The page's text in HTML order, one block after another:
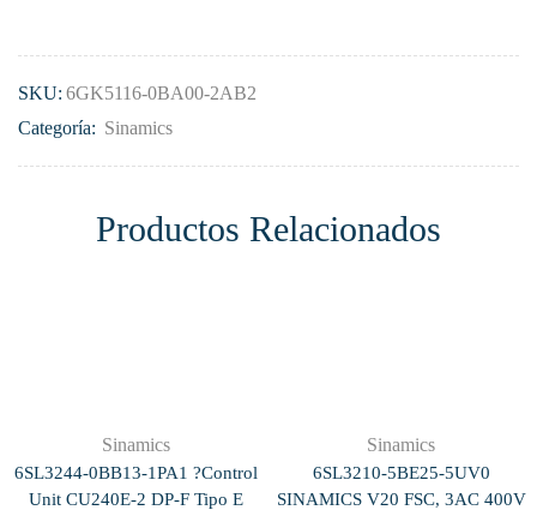
SKU: 6GK5116-0BA00-2AB2
Categoría: Sinamics
Productos Relacionados
Sinamics
6SL3244-0BB13-1PA1 ?Control
Unit CU240E-2 DP-F Tipo E
Sinamics
6SL3210-5BE25-5UV0
SINAMICS V20 FSC, 3AC 400V